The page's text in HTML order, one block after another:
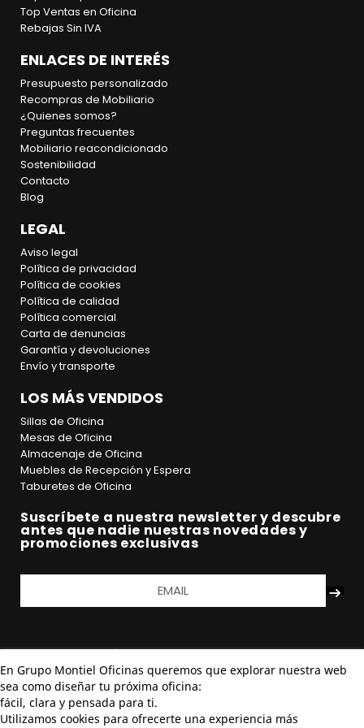
En Grupo Montiel Oficinas queremos que explorar nuestra web
sea como diseñar tu próxima oficina:
fácil, clara y pensada para ti.
Utilizamos cookies para ofrecerte una experiencia más
conectan. Contáctanos hoy y descubre cómo
podemos ayudarte a optimizar tu espacio de trabajo
altas para oficina.
Consulta nuestra categoría completa de
oficina. Considera lasmesas elevables y regulables en
alturacomo una opción avanzada para configuración
de espacios de trabajo. Descubre la versatilidad que
pueden ofrecerte lasmesas plegables de oficina
Top Ventas en Oficina
Rebajas Sin IVA
ENLACES DE INTERÉS
Presupuesto personalizado
Recompras de Mobiliario
¿Quienes somos?
Preguntas frecuentes
Mobiliario reacondicionado
Sostenibilidad
Contacto
Blog
LEGAL
Aviso legal
Política de privacidad
Política de cookies
Política de calidad
Política comercial
Carta de denuncias
Garantía y devoluciones
Envío y transporte
LOS MÁS VENDIDOS
Sillas de Oficina
Mesas de Oficina
Almacenaje de Oficina
Muebles de Recepción y Espera
Taburetes de Oficina
Suscríbete a nuestra newsletter y descubre
antes que nadie nuestras novedades y
promociones exclusivas